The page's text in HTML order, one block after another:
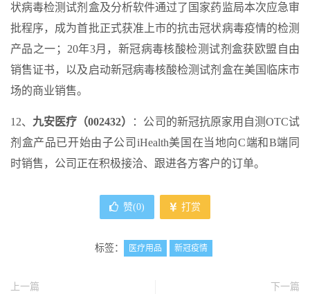
状病毒检测试剂盒及分析软件通过了国家药监局本次应急审
批程序，成为首批正式获准上市的抗击冠状病毒疫情的检测
产品之一；20年3月，新冠病毒核酸检测试剂盒获欧盟自由
销售证书，以及启动新冠病毒核酸检测试剂盒在美国临床市
场的商业销售。
12、 九安医疗（002432）
：公司的新冠抗原家用自测OTC试
剂盒产品已开始由子公司iHealth美国在当地向C端和B端同
时销售，公司正在积极接洽、跟进各方客户的订单。
赞(0) 打赏
标签： 医疗用品 新冠疫情
上一篇
下一篇